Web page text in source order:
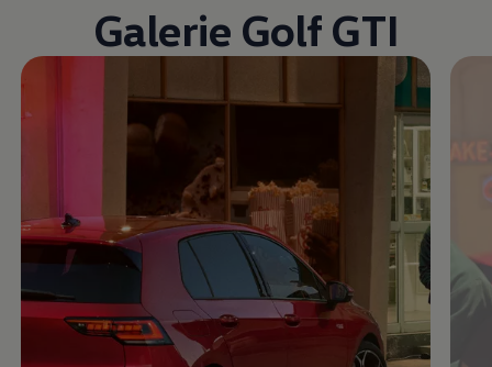
Galerie Golf GTI
Enable fullscreen mode